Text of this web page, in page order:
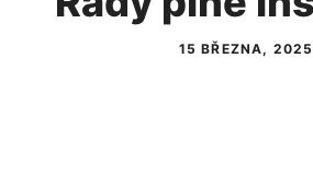
15 BŘEZNA, 2025